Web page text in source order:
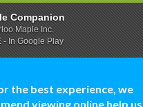
the best experience, we
viewing online help
Companion
Maple Inc.
- In Google Play